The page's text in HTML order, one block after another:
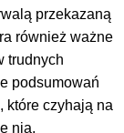
przekazaną
również ważne
trudnych
podsumowań
które czyhają na
nią,